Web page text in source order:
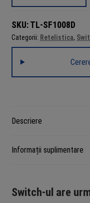
10/100
Mbps,
TP-
SF1008D
SKU: TL-SF1008D
Categorii: Retelistica,
Descriere
Informații suplimentare
Switch-ul are